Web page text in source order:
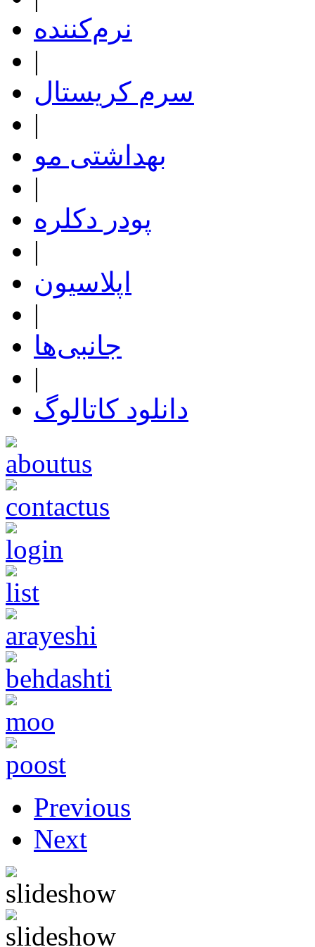
نرم‌کننده
|
سرم کریستال
|
بهداشتی مو
|
پودر دکلره
|
اپلاسیون
|
جانبی‌ها
|
دانلود کاتالوگ
Previous
Next